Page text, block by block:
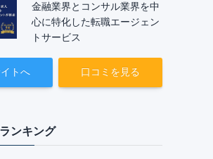
金融業界とコンサル業界を中
心に特化した転職エージェン
トサービス
トへ 口コミを見る
ンキング